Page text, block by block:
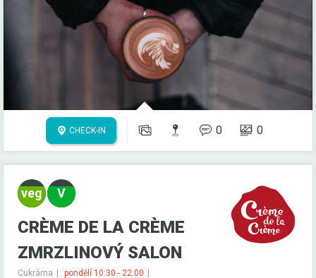
CHECK-IN 0 0
CRÈME DE LA CRÈME
ZMRZLINOVÝ SALON
Cukrárna pondělí 10:30 - 22:00